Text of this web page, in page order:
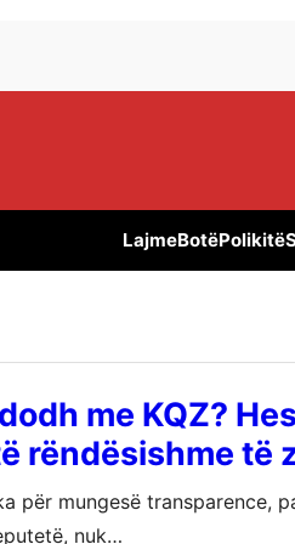
LajmeBotëPolikitë
me KQZ?
rëndësishme të
për mungesë transparence,
nuk…